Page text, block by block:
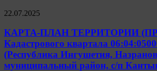
22.07.2025
КАРТА-ПЛАН ТЕРРИТОРИИ
Кадастрового квартала
(Республика Ингушетия,
муниципальный район, с/п